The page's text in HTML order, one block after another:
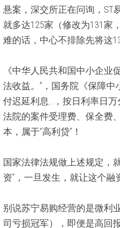
悬案，深交所正在问询，ST
就多达125家（修改为131家
难的话，中心不排除先将这
《中华人民共和国中小企
法收益。”，国务院《保障
付迟延利息…，按日利率日
法院的案件受理费、保全费
本，属于“高利贷”！
国家法律法规做上述规定，
资”，一旦发生，就让这个
别说苏宁易购经营的是微利
司亏损冠军），即便是高回